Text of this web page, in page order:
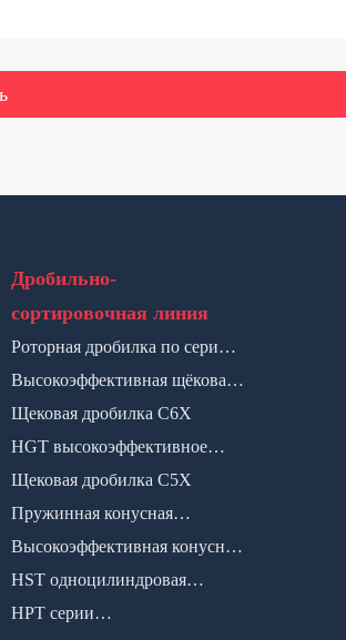
Дробильно-
сортировочная линия
Роторная дробилка по серии
CI5X
Высокоэффективная щёковая
дробилка по серии HJ
Щековая дробилка C6X
HGT высокоэффективное
гидрационная дробилка
Щековая дробилка C5X
Пружинная конусная
дробилка
Высокоэффективная конусная
дробилка по серии CS
HST одноцилиндровая
гидравлическая конусная
HPT серии